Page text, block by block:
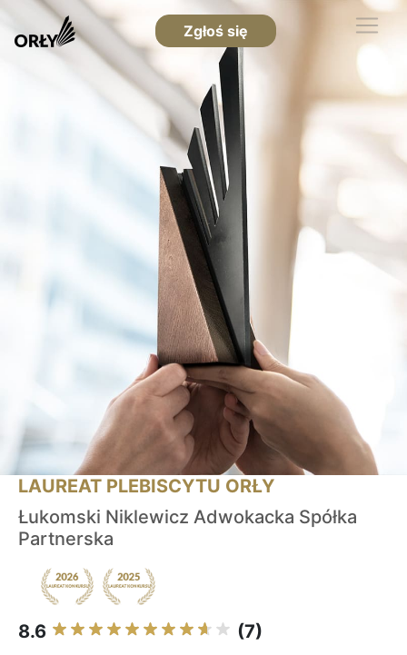
Zgłoś się
LAUREAT PLEBISCYTU ORŁY
Łukomski Niklewicz Adwokacka Spółka
Partnerska
8.6 (7)